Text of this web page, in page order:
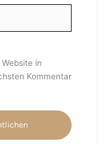
in
Kommentar